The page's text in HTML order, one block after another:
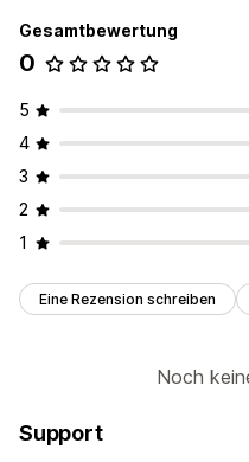
Gesamtbewertung
0
5
4
3
2
1
Eine Rezension schreiben
Noch
Support